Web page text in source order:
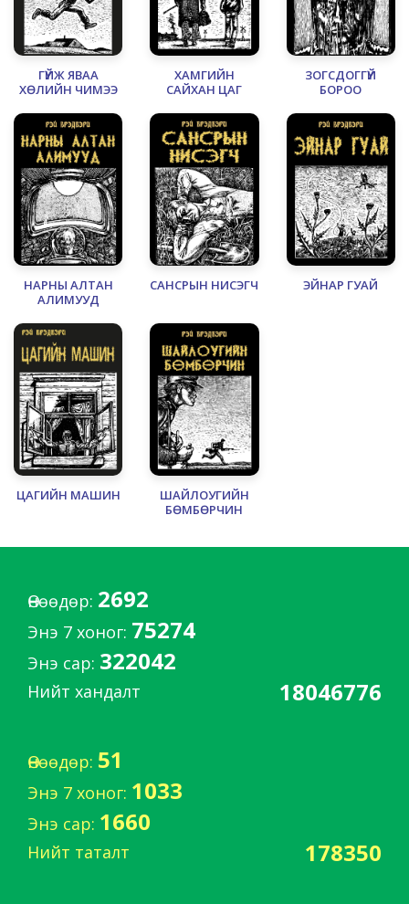
ГҮЙЖ ЯВАА
ХӨЛИЙН ЧИМЭЭ
ХАМГИЙН
САЙХАН ЦАГ
ЗОГСДОГГҮЙ
БОРОО
НАРНЫ АЛТАН
АЛИМУУД
САНСРЫН НИСЭГЧ ЭЙНАР ГУАЙ
ЦАГИЙН МАШИН
ШАЙЛОУГИЙН
БӨМБӨРЧИН
Америкийн алдартай зохиолч.
«Фаренхайтын 451 хэм» (англ. Fahrenheit
451) зохиолыг 1953 онд бичсэн хүн.
Рэй Брэдбёри шинжлэх ухааны зөгнөлийн
ЕР БИШИЙН ХАЧИН ҮЗЭГДЭЛ
Өнөөдөр: 2692
Энэ 7 хоног: 75274
Энэ сар: 322042
Нийт хандалт 18046776
Өнөөдөр: 51
Энэ 7 хоног: 1033
Энэ сар: 1660
Нийт таталт 178350